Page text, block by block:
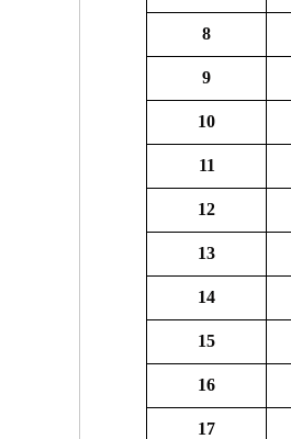
8
9
10
11
12
13
14
15
16
17